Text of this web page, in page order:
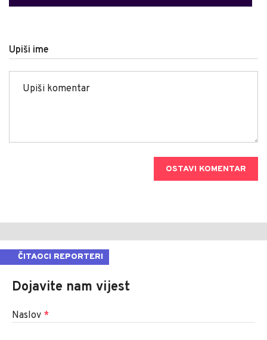
Upiši ime
OSTAVI KOMENTAR
ČITAOCI REPORTERI
Dojavite nam vijest
Naslov *